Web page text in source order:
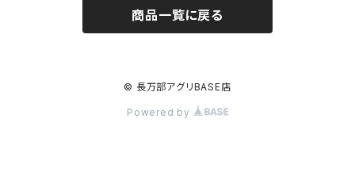
商品一覧に戻る
© 長万部アグリBASE店
Powered by